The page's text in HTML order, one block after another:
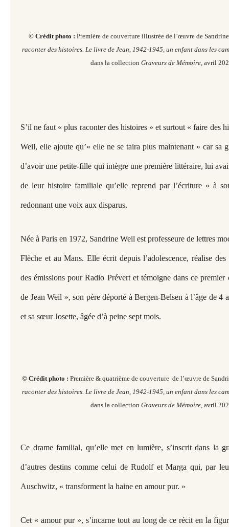
© Crédit photo : Première de couverture illustrée de l’œuvre de
raconter des histoires. Le livre de Jean, 1942-1945, un enfant dans les
dans la collection Graveurs de Mémoire, avril
S’il ne faut « plus raconter des histoires » et surtout « faire des
Weil, elle ajoute qu’« elle ne se taira plus maintenant » car sa
d’avoir une petite-fille qui intègre une première littéraire, lui
de leur histoire familiale qu’elle reprend par l’écriture « à
redonnant une voix aux disparus.
Née à Paris en 1972, Sandrine Weil est professeure de lettres
Flèche et au Mans. Elle écrit depuis l’adolescence, réalise des
des émissions pour Radio Prévert et témoigne dans ce premier
de Jean Weil », son père déporté à Bergen-Belsen à l’âge de 4
et sa sœur Josette, âgée d’à peine sept mois.
© Crédit photo : Première & quatrième de couverture de l’œuvre de
raconter des histoires. Le livre de Jean, 1942-1945, un enfant dans les
dans la collection Graveurs de Mémoire, avril
Ce drame familial, qu’elle met en lumière, s’inscrit dans la
d’autres destins comme celui de Rudolf et Marga qui, par
Auschwitz, « transforment la haine en amour pur. »
Cet « amour pur », s’incarne tout au long de ce récit en la